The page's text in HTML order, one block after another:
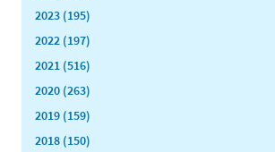
2023 (195)
2022 (197)
2021 (516)
2020 (263)
2019 (159)
2018 (150)